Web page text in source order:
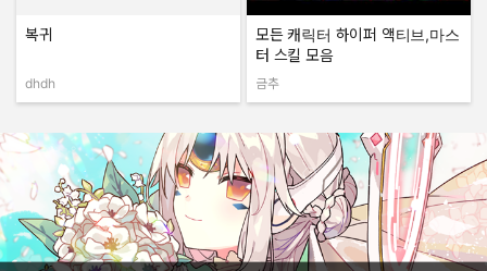
복귀
dhdh
모든 캐릭터 하이퍼 액티브,마스
터 스킬 모음
작성자:
금추
엘소드의 또다른 재미 작가연재만화